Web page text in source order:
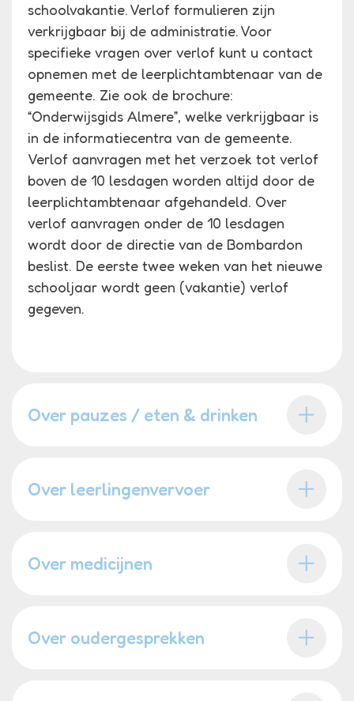
schoolvakantie. Verlof formulieren zijn
verkrijgbaar bij de administratie. Voor
specifieke vragen over verlof kunt u contact
opnemen met de leerplichtambtenaar van de
gemeente. Zie ook de brochure:
“Onderwijsgids Almere”, welke verkrijgbaar is
in de informatiecentra van de gemeente.
Verlof aanvragen met het verzoek tot verlof
boven de 10 lesdagen worden altijd door de
leerplichtambtenaar afgehandeld. Over
verlof aanvragen onder de 10 lesdagen
wordt door de directie van de Bombardon
beslist. De eerste twee weken van het nieuwe
schooljaar wordt geen (vakantie) verlof
gegeven.
Over pauzes / eten & drinken
Over leerlingenvervoer
Over medicijnen
Over oudergesprekken